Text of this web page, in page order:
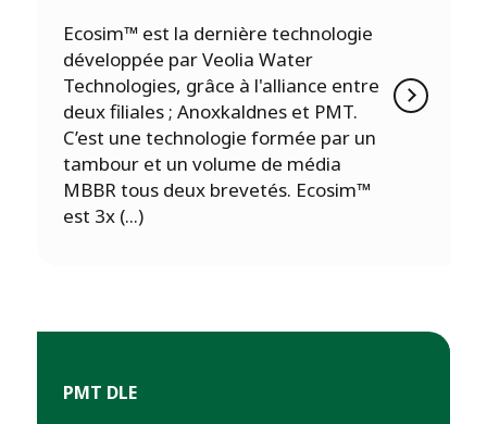
Ecosim™ est la dernière technologie
développée par Veolia Water
Technologies, grâce à l'alliance entre
deux filiales ; Anoxkaldnes et PMT.
C’est une technologie formée par un
tambour et un volume de média
MBBR tous deux brevetés. Ecosim™
est 3x (...)
PMT DLE